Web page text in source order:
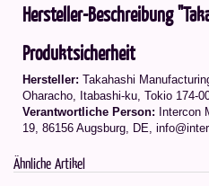
Hersteller-Beschreibung
Produktsicherheit
Hersteller: Takahashi
Oharacho, Itabashi-ku, Tokio 174-
Verantwortliche Person: Intercon
19, 86156 Augsburg, DE,
Ähnliche Artikel